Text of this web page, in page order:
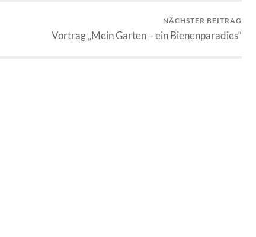
NÄCHSTER BEITRAG
Vortrag „Mein Garten – ein Bienenparadies“